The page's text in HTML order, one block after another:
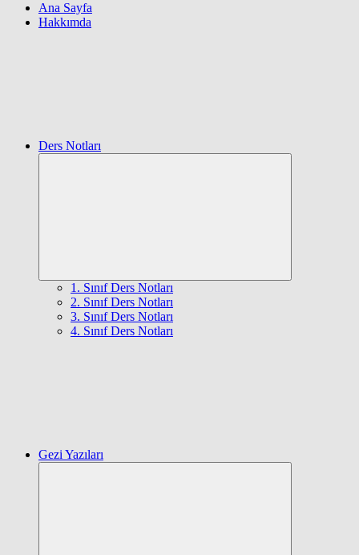
Ana Sayfa
Hakkımda
Ders Notları
1. Sınıf Ders Notları
2. Sınıf Ders Notları
3. Sınıf Ders Notları
4. Sınıf Ders Notları
Gezi Yazıları